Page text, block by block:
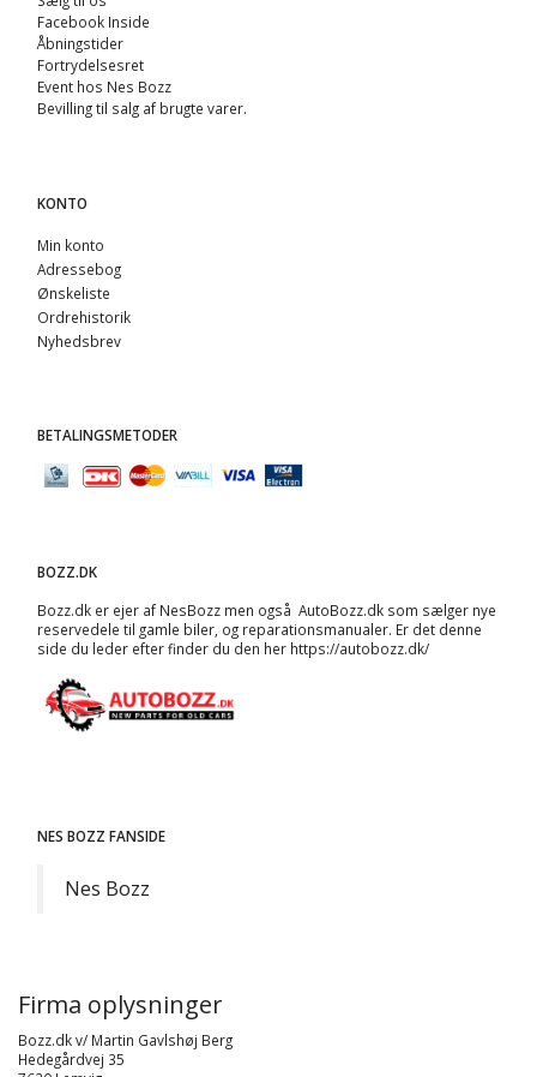
Facebook Inside
Åbningstider
Fortrydelsesret
Event hos Nes Bozz
Bevilling til salg af brugte varer.
KONTO
Min konto
Adressebog
Ønskeliste
Ordrehistorik
Nyhedsbrev
BETALINGSMETODER
BOZZ.DK
Bozz.dk er ejer af NesBozz men også AutoBozz.dk som sælger nye
reservedele til gamle biler, og reparationsmanualer. Er det denne
side du leder efter finder du den her https://autobozz.dk/
NES BOZZ FANSIDE
Nes Bozz
Firma oplysninger
Bozz.dk v/ Martin Gavlshøj Berg
Hedegårdvej 35